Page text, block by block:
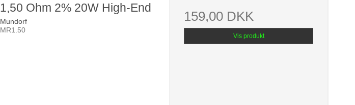
1,50 Ohm 2% 20W High-End
Mundorf
MR1.50
159,00 DKK
Vis produkt